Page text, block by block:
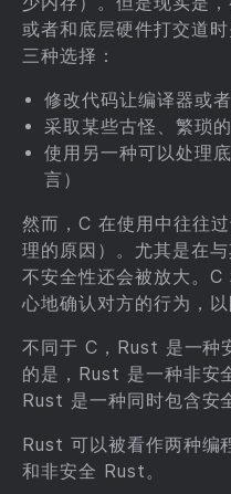
或者和底层硬件打交道
三种选择：
修改代码让编译器或
采取某些古怪、繁琐
使用另一种可以处理
言）
然而，C 在使用中往往
理的原因）。尤其是在
不安全性还会被放大。
心地确认对方的行为，以
不同于 C，Rust 是一种
的是，Rust 是一种非安
Rust 是一种同时包含安
Rust 可以被看作两种编
和非安全 Rust。